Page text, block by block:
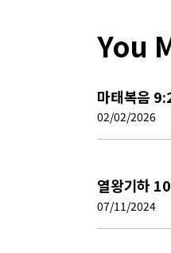
You
마태복음
02/02/2026
열왕기하
07/11/2024